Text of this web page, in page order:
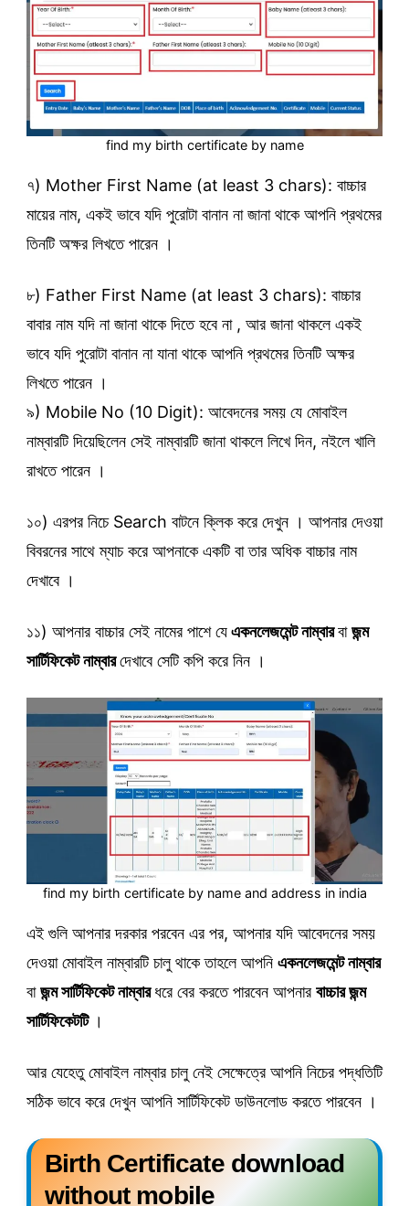
find my birth certificate by name
৭) Mother First Name (at least 3 chars): বাচ্চার
মায়ের নাম, একই ভাবে যদি পুরোটা বানান না জানা থাকে আপনি প্রথমের
তিনটি অক্ষর লিখতে পারেন ।
৮) Father First Name (at least 3 chars): বাচ্চার
বাবার নাম যদি না জানা থাকে দিতে হবে না , আর জানা থাকলে একই
ভাবে যদি পুরোটা বানান না যানা থাকে আপনি প্রথমের তিনটি অক্ষর
লিখতে পারেন ।
৯) Mobile No (10 Digit): আবেদনের সময় যে মোবাইল
নাম্বারটি দিয়েছিলেন সেই নাম্বারটি জানা থাকলে লিখে দিন, নইলে খালি
রাখতে পারেন ।
১০) এরপর নিচে Search বাটনে ক্লিক করে দেখুন । আপনার দেওয়া
বিবরনের সাথে ম্যাচ করে আপনাকে একটি বা তার অধিক বাচ্চার নাম
দেখাবে ।
১১) আপনার বাচ্চার সেই নামের পাশে যেএকনলেজমেন্ট নাম্বারবাজন্ম
সার্টিফিকেট নাম্বারদেখাবে সেটি কপি করে নিন ।
find my birth certificate by name and address in india
এই গুলি আপনার দরকার পরবেন এর পর, আপনার যদি আবেদনের সময়
দেওয়া মোবাইল নাম্বারটি চালু থাকে তাহলে আপনি একনলেজমেন্ট নাম্বার
বাজন্ম সার্টিফিকেট নাম্বারধরে বের করতে পারবেন আপনারবাচ্চার জন্ম
সার্টিফিকেটটি ।
আর যেহেতু মোবাইল নাম্বার চালু নেই সেক্ষেত্রে আপনি নিচের পদ্ধতিটি
সঠিক ভাবে করে দেখুন আপনি সার্টিফিকেট ডাউনলোড করতে পারবেন ।
Birth Certificate download
without mobile